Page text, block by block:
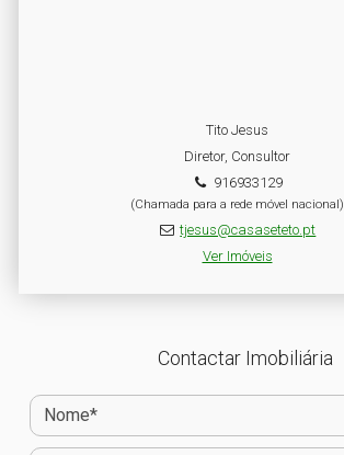
Tito Jesus
Diretor, Consultor
916933129
(Chamada para a rede móvel nacional)
tjesus@casaseteto.pt
Ver Imóveis
Contactar Imobiliária